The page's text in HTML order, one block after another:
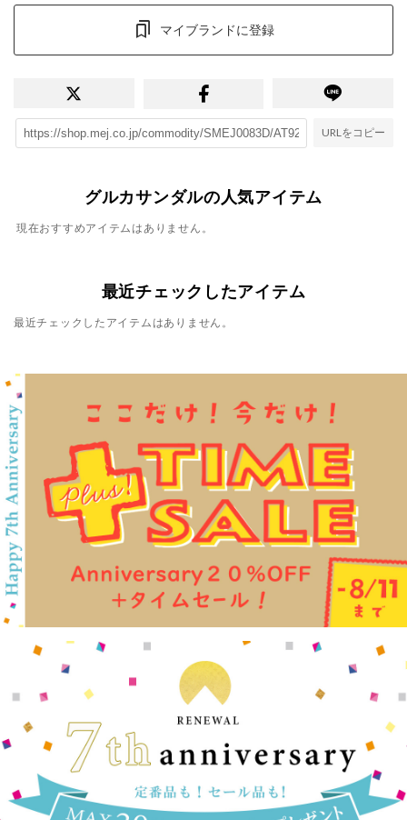
マイブランドに登録
URLをコピー
グルカサンダルの人気アイテム
現在おすすめアイテムはありません。
最近チェックしたアイテム
最近チェックしたアイテムはありません。